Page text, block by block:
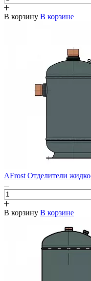
В корзину В корзине
AFrost Отделители
В корзину В корзине